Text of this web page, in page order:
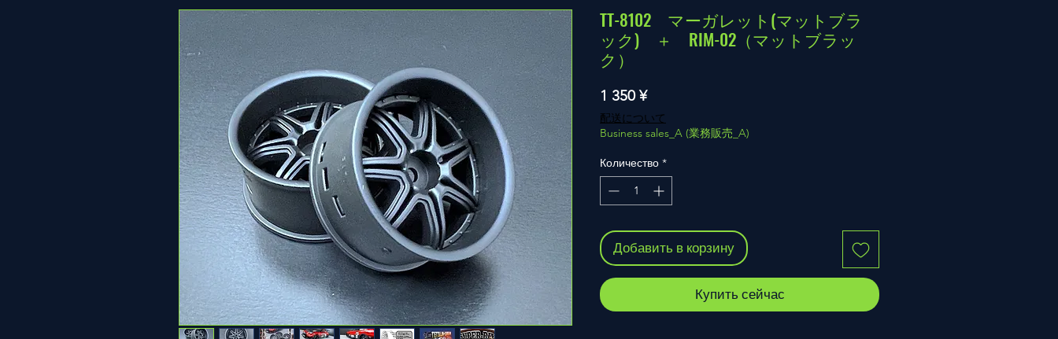
TT-8102 マーガレット(マットブラ
ック) ＋ RIM-02（マットブラッ
ク）
1 350 ¥Цена
配送について
Business sales_A (業務販売_A)
Количество *
Добавить в корзину
Купить сейчас